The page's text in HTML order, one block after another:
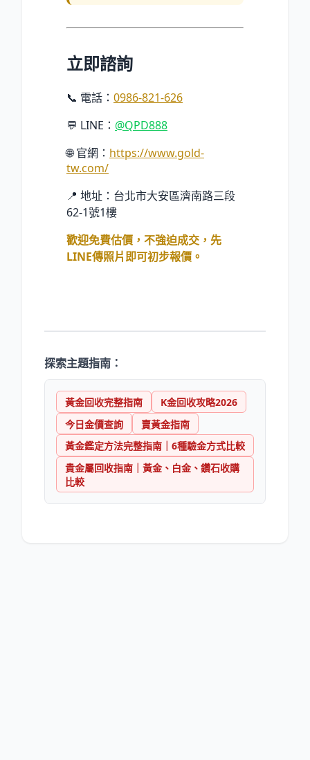
立即諮詢
📞 電話： 0986-821-626
💬 LINE： @QPD888
🌐 官網： https://www.gold-
tw.com/
📍 地址：台北市大安區濟南路三段
62-1號1樓
歡迎免費估價，不強迫成交，先
LINE傳照片即可初步報價。
探索主題指南：
黃金回收完整指南
K金回收攻略2026
今日金價查詢
賣黃金指南
黃金鑑定方法完整指南｜6種驗金方式比較
貴金屬回收指南｜黃金、白金、鑽石收購
比較